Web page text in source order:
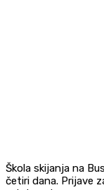
Škola skijanja na
četiri dana. Prijave